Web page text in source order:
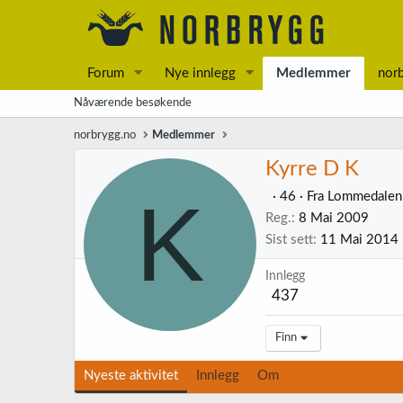
Forum Nye innlegg Medlemmer
Nåværende besøkende
norbrygg.no Medlemmer
K
Kyrre D K
· 46 · Fra Lommedalen
Reg. 8 Mai 2009
Sist sett 11 Mai 2014
Innlegg
437
Finn
Nyeste aktivitet Innlegg Om